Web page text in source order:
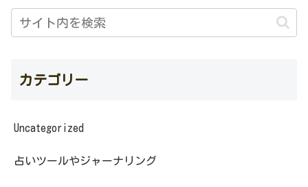
カテゴリー
Uncategorized
占いツールやジャーナリング